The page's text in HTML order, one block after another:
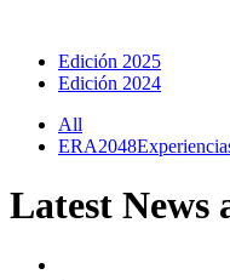
Edición 2025
Edición 2024
All
Latest